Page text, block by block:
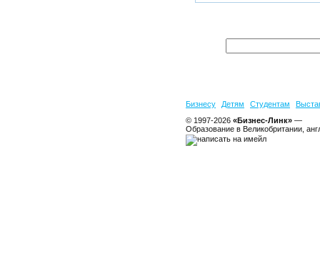
Бизнесу Детям Студентам
© 1997-2026 «Бизнес-Линк» —
Образование в Великобритании,